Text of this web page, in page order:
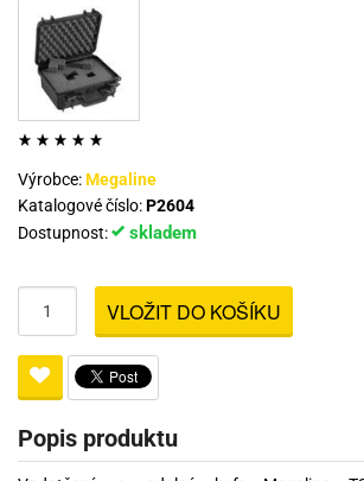
Výrobce:Megaline
Katalogové číslo:P2604
Dostupnost:
skladem
VLOŽIT DO KOŠÍKU
Popis produktu